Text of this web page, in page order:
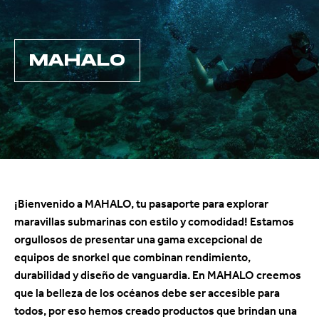
MAHALO
¡Bienvenido a MAHALO, tu pasaporte para explorar
maravillas submarinas con estilo y comodidad! Estamos
orgullosos de presentar una gama excepcional de
equipos de snorkel que combinan rendimiento,
durabilidad y diseño de vanguardia. En MAHALO creemos
que la belleza de los océanos debe ser accesible para
todos, por eso hemos creado productos que brindan una